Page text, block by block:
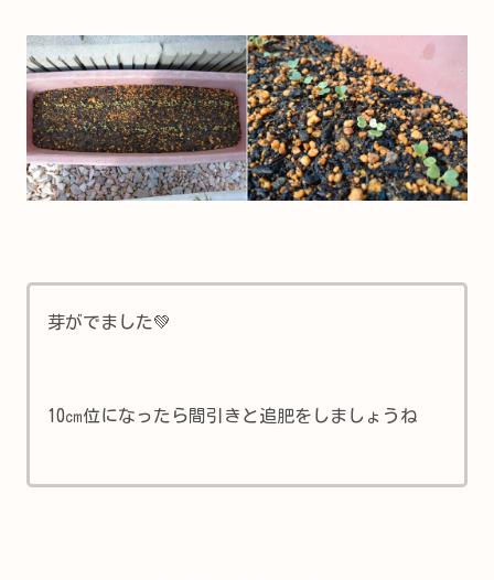
芽がでました💚
10㎝位になったら間引きと追肥をしましょうね